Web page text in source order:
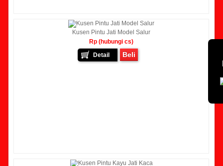
Kusen Pintu Jati Model Salur
Rp (hubungi cs)
Detail
Beli